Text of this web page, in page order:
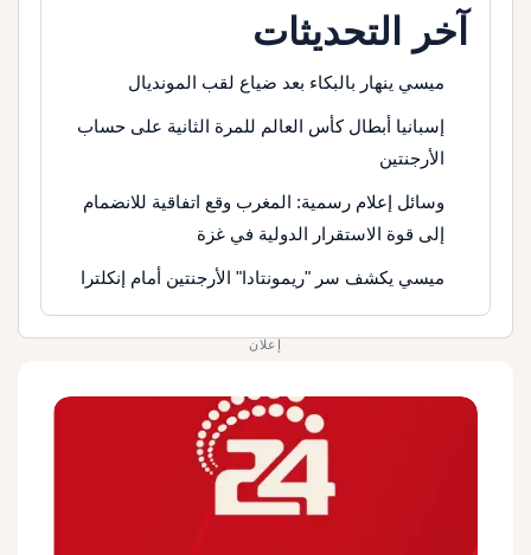
آخر التحديثات
ميسي ينهار بالبكاء بعد ضياع لقب المونديال
إسبانيا أبطال كأس العالم للمرة الثانية على حساب
الأرجنتين
وسائل إعلام رسمية: المغرب وقع اتفاقية للانضمام
إلى قوة الاستقرار الدولية في غزة
ميسي يكشف سر "ريمونتادا" الأرجنتين أمام إنكلترا
إعلان